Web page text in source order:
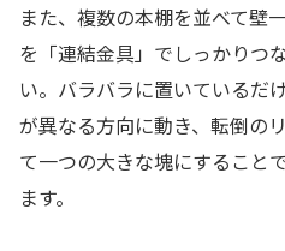
また、複数の本棚を並べて壁
を「連結金具」でしっかりつ
い。バラバラに置いているだ
が異なる方向に動き、転倒の
て一つの大きな塊にすること
ます。